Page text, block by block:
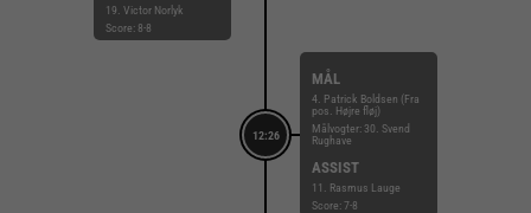
19. Victor Norlyk
Score: 8-8
12:26
MÅL
4. Patrick Boldsen (Fra
pos. Højre fløj)
Målvogter: 30. Svend
Rughave
ASSIST
11. Rasmus Lauge
Score: 7-8